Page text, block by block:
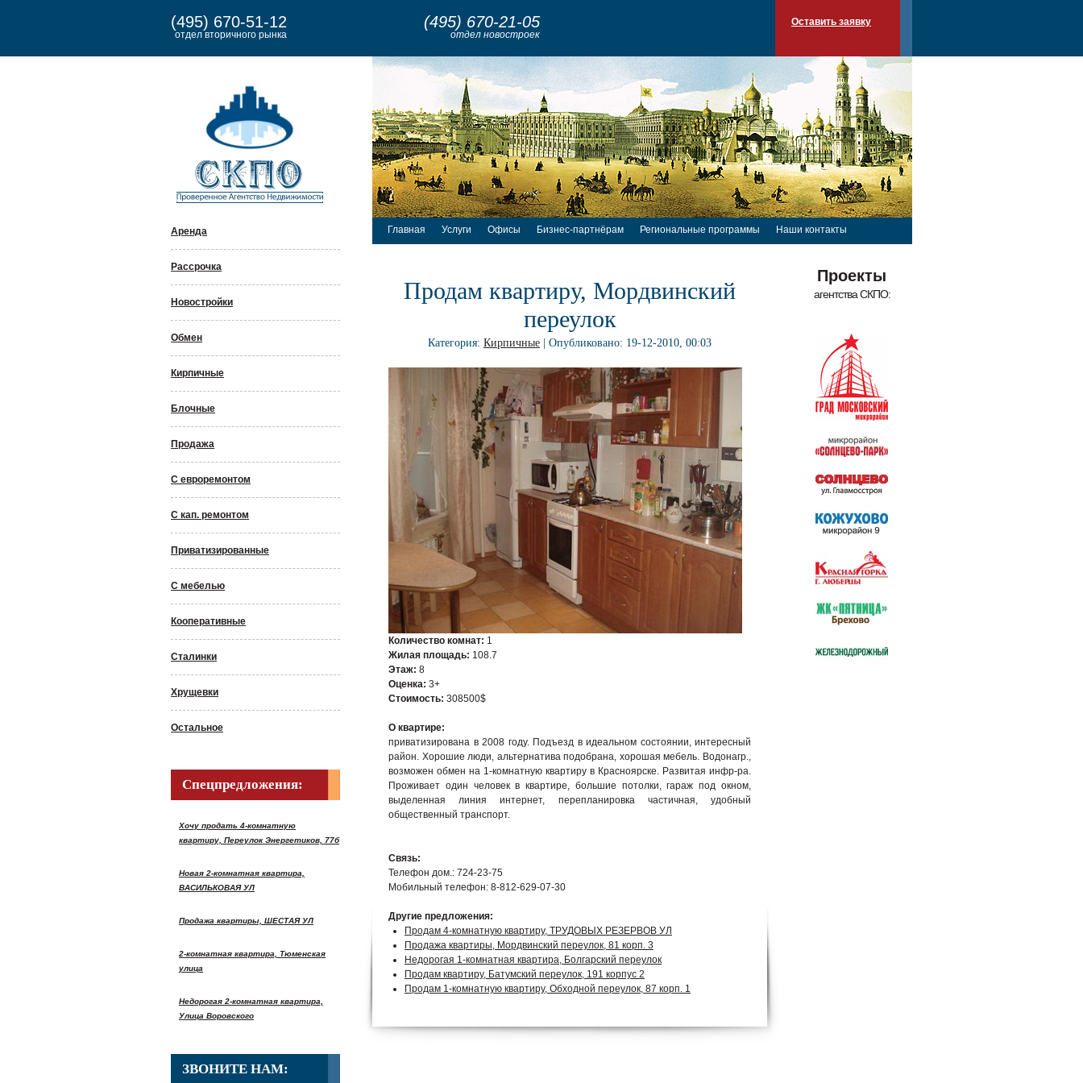
(495) 670-51-12
отдел вторичного рынка
(495) 670-21-05
отдел новостроек
Оставить заявку
Аренда
Рассрочка
Новостройки
Обмен
Кирпичные
Блочные
Продажа
С евроремонтом
С кап. ремонтом
Приватизированные
С мебелью
Кооперативные
Сталинки
Хрущевки
Остальное
Спецпредложения:
Хочу продать 4-комнатную
квартиру, Переулок Энергетиков, 77б
Новая 2-комнатная квартира,
ВАСИЛЬКОВАЯ УЛ
Продажа квартиры, ШЕСТАЯ УЛ
2-комнатная квартира, Тюменская
улица
Недорогая 2-комнатная квартира,
Улица Воровского
ЗВОНИТЕ НАМ:
Главная Услуги Офисы Бизнес-партнёрам Региональные программы Наши контакты
Продам квартиру, Мордвинский
переулок
Категория: Кирпичные | Опубликовано: 19-12-2010, 00:03
Количество комнат: 1
Жилая площадь: 108.7
Этаж: 8
Оценка: 3+
Стоимость: 308500$
О квартире:
приватизирована в 2008 году. Подъезд в идеальном состоянии, интересный
район. Хорошие люди, альтернатива подобрана, хорошая мебель. Водонагр.,
возможен обмен на 1-комнатную квартиру в Красноярске. Развитая инфр-ра.
Проживает один человек в квартире, большие потолки, гараж под окном,
выделенная линия интернет, перепланировка частичная, удобный
общественный транспорт.
Связь:
Телефон дом.: 724-23-75
Мобильный телефон: 8-812-629-07-30
Другие предложения:
Продам 4-комнатную квартиру, ТРУДОВЫХ РЕЗЕРВОВ УЛ
Продажа квартиры, Мордвинский переулок, 81 корп. 3
Недорогая 1-комнатная квартира, Болгарский переулок
Продам квартиру, Батумский переулок, 191 корпус 2
Продам 1-комнатную квартиру, Обходной переулок, 87 корп. 1
Проекты
агентства СКПО: